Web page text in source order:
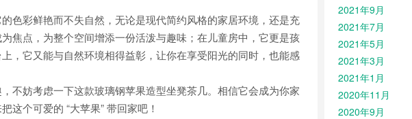
色彩鲜艳而不失自然，无论是现代简约风格的家居环境，还是充
焦点，为整个空间增添一份活泼与趣味；在儿童房中，它更是孩
，它又能与自然环境相得益彰，让你在享受阳光的同时，也能感
不妨考虑一下这款玻璃钢苹果造型坐凳茶几。相信它会成为你家
这个可爱的 “大苹果” 带回家吧！
2021年9月
2021年7月
2021年5月
2021年3月
2021年1月
2020年11月
2020年9月